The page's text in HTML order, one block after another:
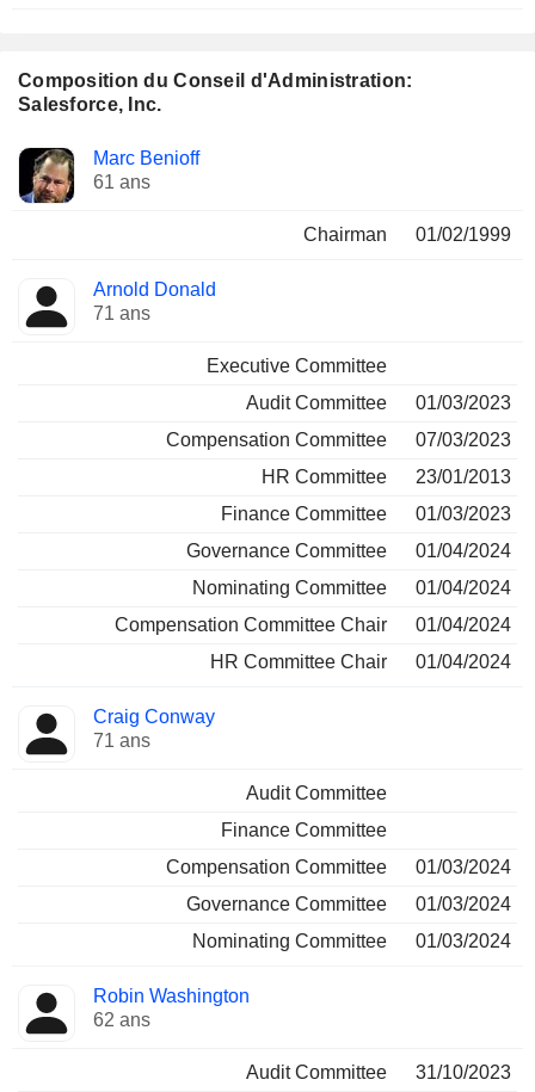
Composition du Conseil d'Administration:
Salesforce, Inc.
Administrateur Comités
Marc Benioff
61 ans
Chairman 01/02/1999
Arnold Donald
71 ans
Executive Committee
Audit Committee
01/03/2023
Compensation Committee
07/03/2023
HR Committee
23/01/2013
Finance Committee
01/03/2023
Governance Committee
01/04/2024
Nominating Committee
01/04/2024
Compensation Committee Chair
01/04/2024
HR Committee Chair
01/04/2024
Craig Conway
71 ans
Audit Committee
Finance Committee
Compensation Committee
01/03/2024
Governance Committee
01/03/2024
Nominating Committee
01/03/2024
Robin Washington
62 ans
Audit Committee
31/10/2023